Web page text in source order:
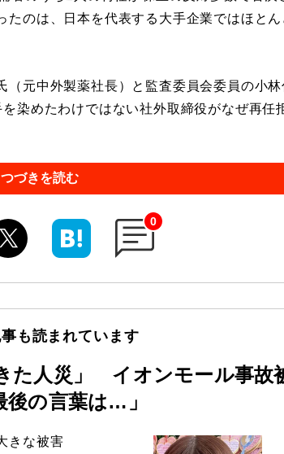
のは、日本を代表する大手企業ではほとん
元中外製薬社長）と監査委員会委員の小林
染めたわけではない社外取締役がなぜ再任
つづきを読む
0
も読まれています
た人災」 イオンモール事故
の言葉は…」
きな被害